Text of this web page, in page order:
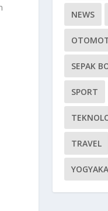
NEWS
SEPAK
SPORT
TRAVEL